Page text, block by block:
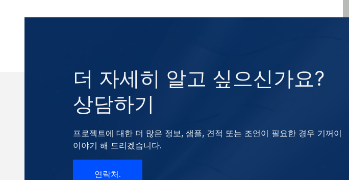
더 자세히 알고 싶으신가요?
상담하기
프로젝트에 대한 더 많은 정보, 샘플, 견적 또는 조언이 필요한 경우 기꺼이
이야기 해 드리겠습니다.
연락처.